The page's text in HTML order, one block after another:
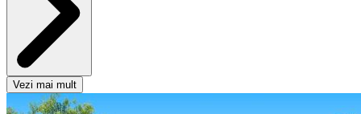
Vezi mai mult